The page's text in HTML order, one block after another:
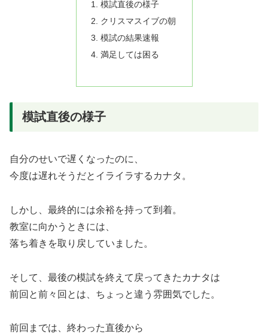
模試直後の様子
クリスマスイブの朝
模試の結果速報
満足しては困る
模試直後の様子
自分のせいで遅くなったのに、
今度は遅れそうだとイライラするカナタ。
しかし、最終的には余裕を持って到着。
教室に向かうときには、
落ち着きを取り戻していました。
そして、最後の模試を終えて戻ってきたカナタは
前回と前々回とは、ちょっと違う雰囲気でした。
前回までは、終わった直後から